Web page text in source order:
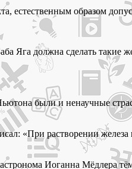
естественным образом
Яга должна сделать такие
были и ненаучные
«При растворении железа
Иоганна Мёдлера